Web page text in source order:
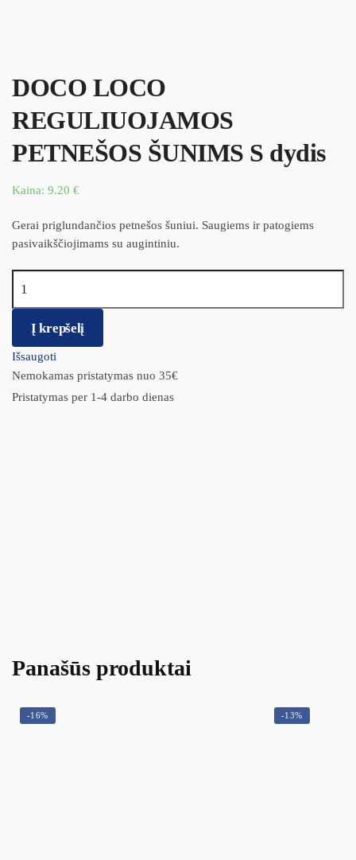
DOCO LOCO
REGULIUOJAMOS
PETNEŠOS ŠUNIMS S dydis
Kaina: 9.20 €
Gerai priglundančios petnešos šuniui. Saugiems ir patogiems
pasivaikščiojimams su augintiniu.
Į krepšelį
Išsaugoti
Nemokamas pristatymas nuo 35€
Pristatymas per 1-4 darbo dienas
Panašūs produktai
-16% -13%